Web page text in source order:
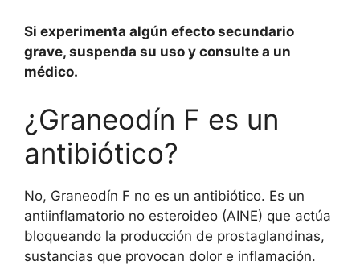
Si experimenta algún efecto secundario
grave, suspenda su uso y consulte a un
médico.
¿Graneodín F es un
antibiótico?
No, Graneodín F no es un antibiótico. Es un
antiinflamatorio no esteroideo (AINE) que actúa
bloqueando la producción de prostaglandinas,
sustancias que provocan dolor e inflamación.